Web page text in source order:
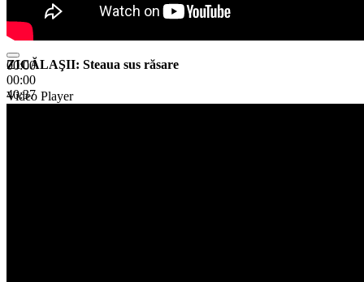
00:00
00:00
40:37
ZICĂLAŞII: Steaua sus răsare
Video Player